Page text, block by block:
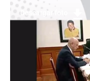
Descargar foto